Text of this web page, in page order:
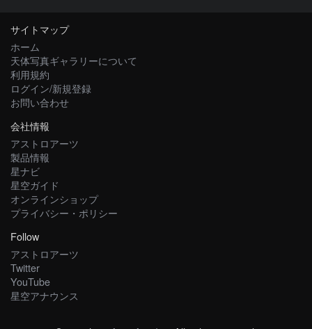
サイトマップ
ホーム
天体写真ギャラリーについて
利用規約
ログイン/新規登録
お問い合わせ
会社情報
アストロアーツ
製品情報
星ナビ
星空ガイド
オンラインショップ
プライバシー・ポリシー
Follow
アストロアーツ
Twitter
YouTube
星空アナウンス